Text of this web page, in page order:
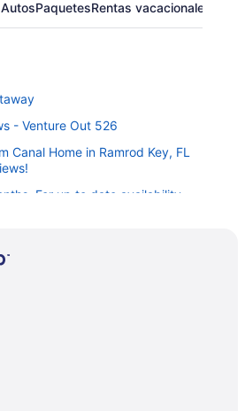
AutosPaquetesRentas vacacionales
- Venture Out 526
Canal Home in Ramrod Key, FL
For up to date availability
KEY SERVICES…
Estate, Pool, Guest
to Key West
key west, sleeps 6
Oceanfront, Gated Community!